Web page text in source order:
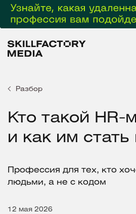
Разбор
Кто такой
и как им стать
Профессия для тех, кто
людьми, а не с кодом
12 мая 2026